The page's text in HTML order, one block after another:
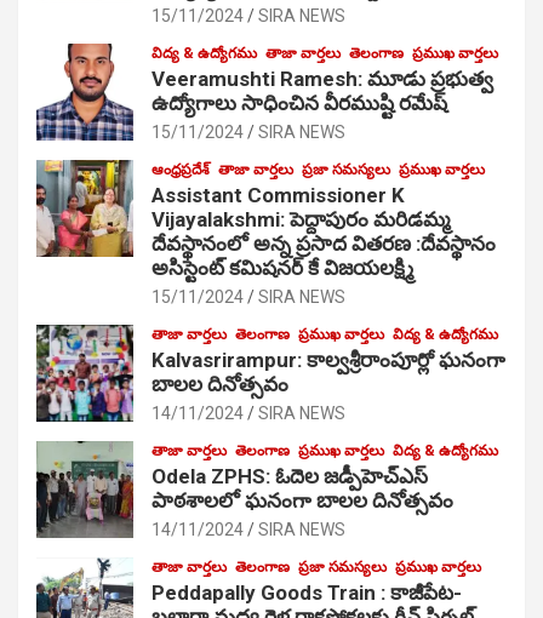
15/11/2024 SIRA NEWS
విద్య & ఉద్యోగము తాజా వార్తలు తెలంగాణ ప్రముఖ వార్తలు
Veeramushti Ramesh: మూడు ప్రభుత్వ
ఉద్యోగాలు సాధించిన వీరముష్టి రమేష్
15/11/2024 SIRA NEWS
ఆంధ్రప్రదేశ్ తాజా వార్తలు ప్రజా సమస్యలు ప్రముఖ వార్తలు
Assistant Commissioner K
Vijayalakshmi: పెద్దాపురం మరిడమ్మ
దేవస్థానంలో అన్న ప్రసాద వితరణ :దేవస్థానం
అసిస్టెంట్ కమిషనర్ కే విజయలక్ష్మి
15/11/2024 SIRA NEWS
తాజా వార్తలు తెలంగాణ ప్రముఖ వార్తలు విద్య & ఉద్యోగము
Kalvasrirampur: కాల్వశ్రీరాంపూర్లో ఘనంగా
బాలల దినోత్సవం
14/11/2024 SIRA NEWS
తాజా వార్తలు తెలంగాణ ప్రముఖ వార్తలు విద్య & ఉద్యోగము
Odela ZPHS: ఓదెల జ‌డ్పీహెచ్ఎస్
పాఠ‌శాల‌లో ఘనంగా బాలల దినోత్సవం
14/11/2024 SIRA NEWS
తాజా వార్తలు తెలంగాణ ప్రజా సమస్యలు ప్రముఖ వార్తలు
Peddapally Goods Train : కాజీపేట-